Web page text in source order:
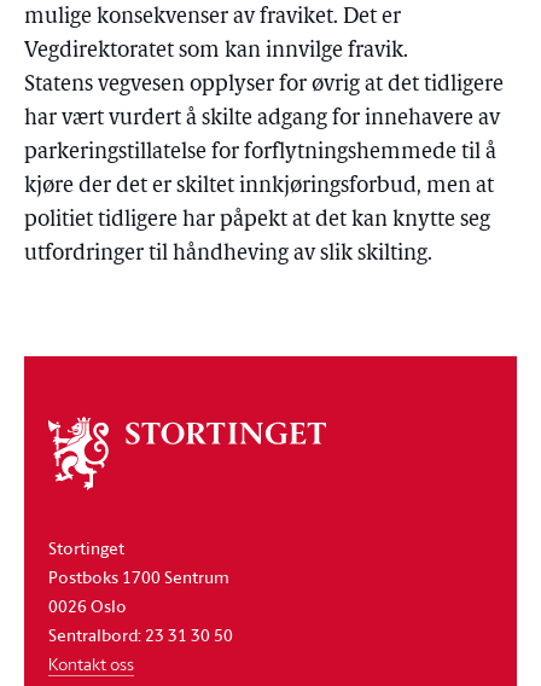
mulige konsekvenser av fraviket. Det er
Vegdirektoratet som kan innvilge fravik.
Statens vegvesen opplyser for øvrig at det tidligere
har vært vurdert å skilte adgang for innehavere av
parkeringstillatelse for forflytningshemmede til å
kjøre der det er skiltet innkjøringsforbud, men at
politiet tidligere har påpekt at det kan knytte seg
utfordringer til håndheving av slik skilting.
Om
stortinget
Stortinget
Postboks 1700 Sentrum
0026 Oslo
Sentralbord: 23 31 30 50
Kontakt oss